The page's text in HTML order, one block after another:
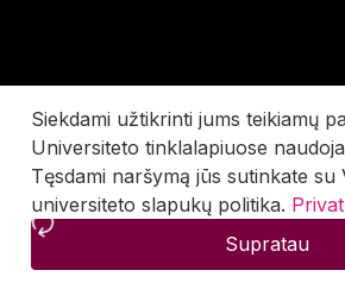
Siekdami užtikrinti jums teikiamų
Universiteto tinklalapiuose
Tęsdami naršymą jūs sutinkate su
universiteto slapukų politika.
Supratau